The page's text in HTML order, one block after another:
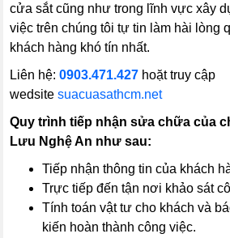
cửa sắt cũng như trong lĩnh vực xây
việc trên chúng tôi tự tin làm hài lòng
khách hàng khó tín nhất.
Liên hệ:0903.471.427 hoặt truy cập
wedsitesuacuasathcm.net
Quy trình tiếp nhận sửa chữa của
Lưu Nghệ An như sau:
Tiếp nhận thông tin của khách
Trực tiếp đến tận nơi khảo sát
Tính toán vật tư cho khách và
kiến hoàn thành công việc.